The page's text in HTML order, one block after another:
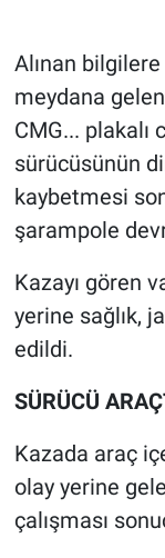
Alınan bilgilere
meydana
CMG... plakalı
sürücüsünün
kaybetmesi
şarampole
Kazayı gören
yerine sağlık,
edildi.
SÜRÜCÜ
Kazada araç
olay yerine
çalışması